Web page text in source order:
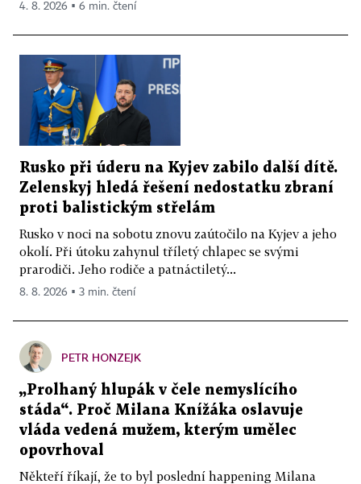
4. 8. 2026 ▪ 6 min. čtení
Rusko při úderu na Kyjev zabilo další dítě.
Zelenskyj hledá řešení nedostatku zbraní
proti balistickým střelám
Rusko v noci na sobotu znovu zaútočilo na Kyjev a jeho
okolí. Při útoku zahynul tříletý chlapec se svými
prarodiči. Jeho rodiče a patnáctiletý...
8. 8. 2026 ▪ 3 min. čtení
PETR HONZEJK
„Prolhaný hlupák v čele nemyslícího
stáda“. Proč Milana Knížáka oslavuje
vláda vedená mužem, kterým umělec
opovrhoval
Někteří říkají, že to byl poslední happening Milana